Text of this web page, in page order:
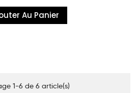
Au Panier
1-6 de 6 article(s)